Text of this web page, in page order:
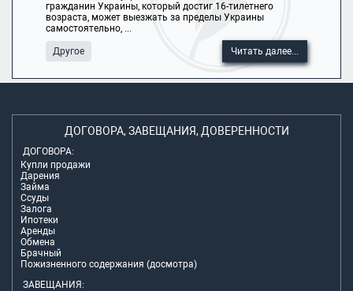
гражданин Украины, который достиг 16-тилетнего
возраста, может выезжать за пределы Украины
самостоятельно, ...
Другое Читать далее...
ДОГОВОРА, ЗАВЕЩАНИЯ, ДОВЕРЕННОСТИ
ДОГОВОРА:
Купли продажи
Дарения
Займа
Ссуды
Залога
Ипотеки
Аренды
Обмена
Брачный
Пожизненного содержания (досмотра)
ЗАВЕЩАНИЯ: